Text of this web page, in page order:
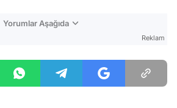
Yorumlar Aşağıda
Reklam